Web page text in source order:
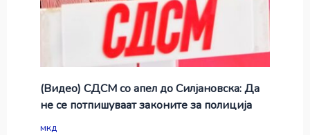
(Видео) СДСМ со апел до Силјановска: Да
не се потпишуваат законите за полиција
мкд